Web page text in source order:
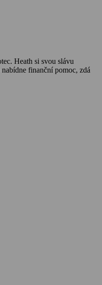
Heath si svou slávu
finanční pomoc, zdá